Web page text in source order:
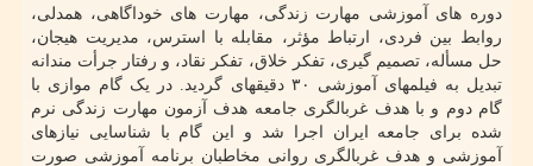
دوره های آموزشی مهارت زندگی، مهارت های خوداگاهی، همدلی،
روابط بین فردی، ارتباط مؤثر، مقابله با استرس، مدیریت هیجان،
حل مسأله، تصمیم گیری، تفکر خلاق، تفکر نقاد، و رفتار جرأت مندانه
تبدیل به فیلمهای آموزشی ۳۰ دقیقه‏ای گردید. در یک گام موازی با
گام دوم و با هدف غربالگری جامعه هدف آزمون مهارت زندگی نرم
شده برای جامعه ایران اجرا شد و این گام با شناسایی نیازهای
آموزشی و هدف غربالگری روانی مخاطبان برنامه آموزشی صورت